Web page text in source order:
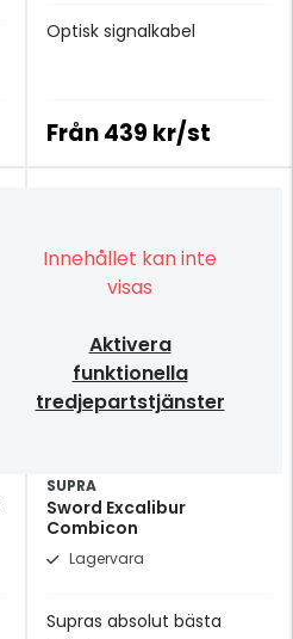
Optisk signalkabel
Från439 kr/st
Innehållet kan inte
visas
Aktivera
funktionella
tredjepartstjänster
SUPRA
Sword Excalibur
Combicon
Lagervara
Supras absolut bästa